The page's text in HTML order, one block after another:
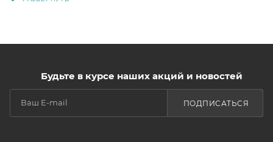
Будьте в курсе наших акций и новостей
ПОДПИСАТЬСЯ